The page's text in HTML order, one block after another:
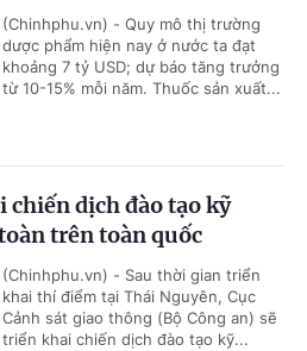
(Chinhphu.vn) - Quy mô thị trường
dược phẩm hiện nay ở nước ta đạt
khoảng 7 tỷ USD; dự báo tăng trưởng
từ 10-15% mỗi năm. Thuốc sản xuất...
chiến dịch đào tạo kỹ
trên toàn quốc
(Chinhphu.vn) - Sau thời gian triển
khai thí điểm tại Thái Nguyên, Cục
Cảnh sát giao thông (Bộ Công an) sẽ
triển khai chiến dịch đào tạo kỹ...